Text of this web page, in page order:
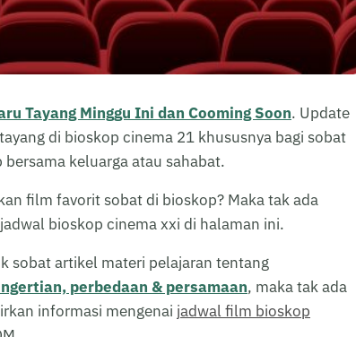
Tayang Minggu Ini dan Cooming Soon. Update
di bioskop cinema 21 khususnya bagi sobat
keluarga atau sahabat.
film favorit sobat di bioskop? Maka tak ada
bioskop cinema xxi di halaman ini.
sobat artikel materi pelajaran tentang
perbedaan & persamaan, maka tak ada
informasi mengenai jadwal film bioskop